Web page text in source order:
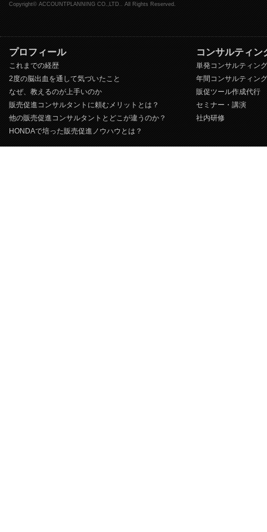
Copyright© ACCOUNTPLANNING CO.,LTD.. All Rights Reserved.
プロフィール
これまでの経歴
2度の脳出血を通して気づいたこと
なぜ、教えるのが上手いのか
販売促進コンサルタントに頼むメリットとは？
他の販売促進コンサルタントとどこが違うのか？
HONDAで培った販売促進ノウハウとは？
コンサルティン
単発コンサルティング
年間コンサルティング
販促ツール作成代行
セミナー・講演
社内研修